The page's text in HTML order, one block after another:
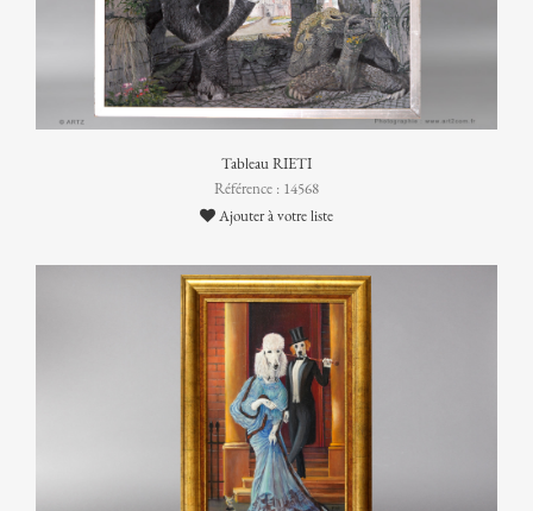
Tableau RIETI
Référence : 14568
Ajouter à votre liste